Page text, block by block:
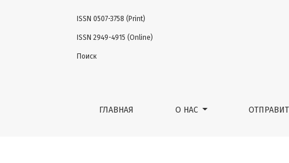
ОСОБЕННОСТИ РЕЦИДИВИРОВАНИЯ
ГЛАВНАЯ О НАС
ISSN 0507-3758 (Print)
ISSN 2949-4915 (Online)
Поиск